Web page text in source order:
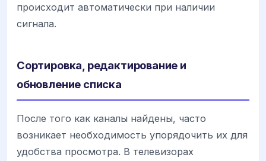
происходит автоматически при наличии
сигнала.
Сортировка, редактирование и
обновление списка
После того как каналы найдены, часто
возникает необходимость упорядочить их для
удобства просмотра. В телевизорах